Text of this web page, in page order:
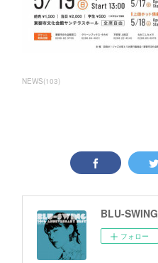
NEWS(103)
BLU-SWING
フォロー